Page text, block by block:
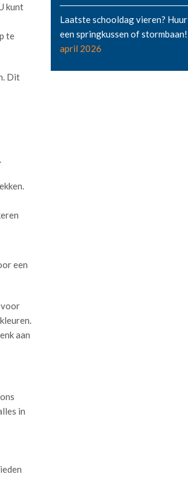
kunt
te
Dit
een
voor
aan
in
Laatste schooldag vieren? Huur
een springkussen of stormbaan!
april 2026